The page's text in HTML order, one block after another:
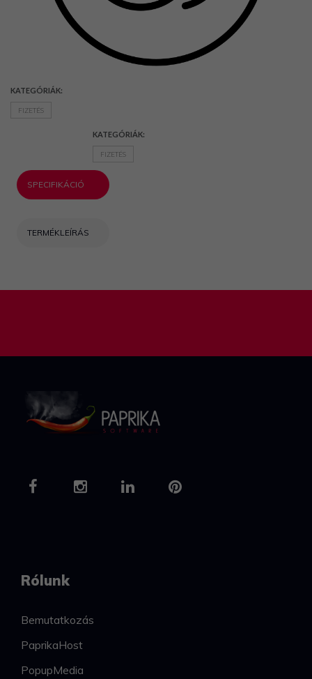
KATEGÓRIÁK:
FIZETÉS
KATEGÓRIÁK:
FIZETÉS
SPECIFIKÁCIÓ
TERMÉKLEÍRÁS
Rólunk
Bemutatkozás
PaprikaHost
PopupMedia